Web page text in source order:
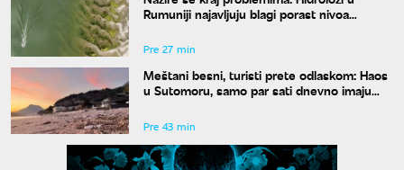
Rumuniji najavljuju blagi porast nivoa
Pre 27 min
Meštani besni, turisti prete odlaskom: Haos
u Sutomoru, samo par sati dnevno imaju
Pre 43 min